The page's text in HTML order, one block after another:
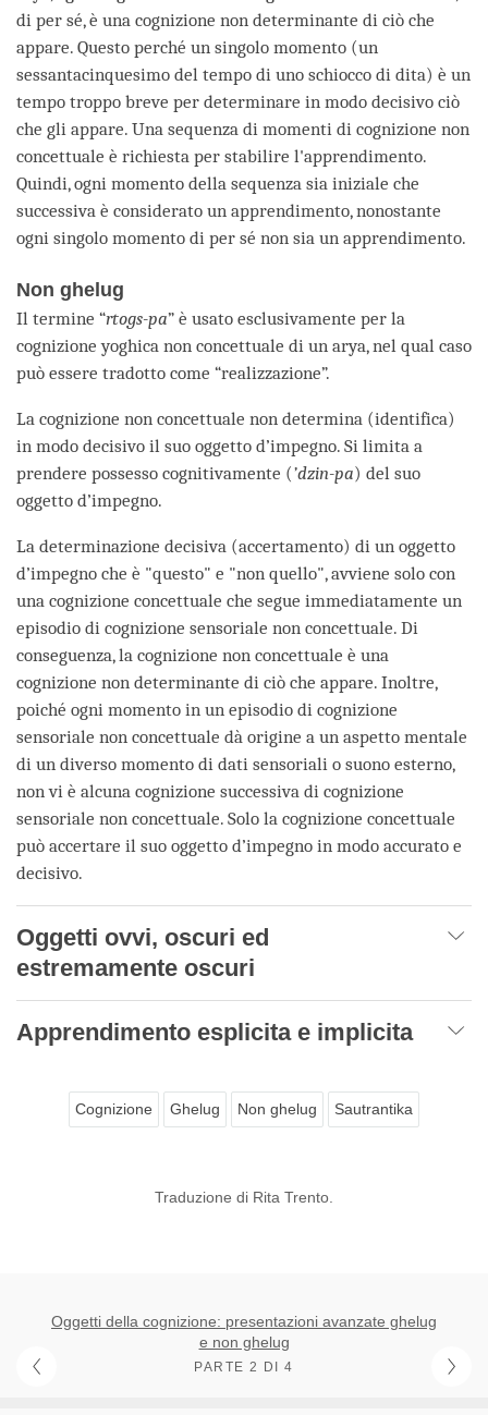
di per sé, è una cognizione non determinante di ciò che
appare. Questo perché un singolo momento (un
sessantacinquesimo del tempo di uno schiocco di dita) è un
tempo troppo breve per determinare in modo decisivo ciò
che gli appare. Una sequenza di momenti di cognizione non
concettuale è richiesta per stabilire l'apprendimento.
Quindi, ogni momento della sequenza sia iniziale che
successiva è considerato un apprendimento, nonostante
ogni singolo momento di per sé non sia un apprendimento.
Non ghelug
Il termine “rtogs-pa” è usato esclusivamente per la
cognizione yoghica non concettuale di un arya, nel qual caso
può essere tradotto come “realizzazione”.
La cognizione non concettuale non determina (identifica)
in modo decisivo il suo oggetto d’impegno. Si limita a
prendere possesso cognitivamente (’dzin-pa) del suo
oggetto d’impegno.
La determinazione decisiva (accertamento) di un oggetto
d’impegno che è "questo" e "non quello", avviene solo con
una cognizione concettuale che segue immediatamente un
episodio di cognizione sensoriale non concettuale. Di
conseguenza, la cognizione non concettuale è una
cognizione non determinante di ciò che appare. Inoltre,
poiché ogni momento in un episodio di cognizione
sensoriale non concettuale dà origine a un aspetto mentale
di un diverso momento di dati sensoriali o suono esterno,
non vi è alcuna cognizione successiva di cognizione
sensoriale non concettuale. Solo la cognizione concettuale
può accertare il suo oggetto d’impegno in modo accurato e
decisivo.
Oggetti ovvi, oscuri ed
estremamente oscuri
Apprendimento esplicita e implicita
Cognizione Ghelug Non ghelug Sautrantika
Traduzione di Rita Trento.
Oggetti della cognizione: presentazioni avanzate ghelug
e non ghelug
PARTE 2 DI 4